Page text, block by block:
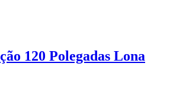
120 Polegadas Lona